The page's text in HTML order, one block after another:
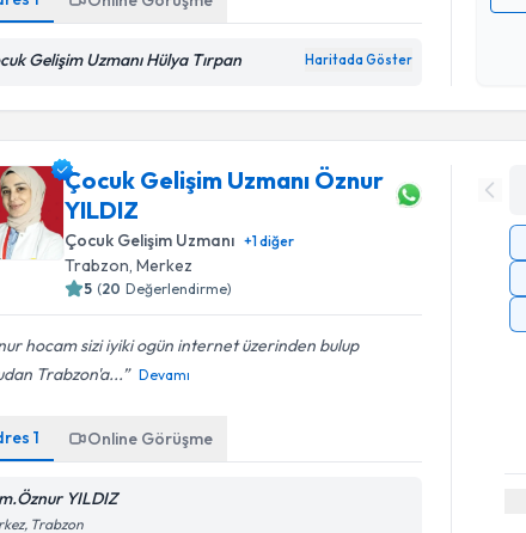
Gelişim Uzmanı Hülya Tırpan Haritada Göster
Çocuk Gelişim Uzmanı Öznur
YILDIZ
Çocuk Gelişim Uzmanı +1diğer
Trabzon,Merkez
5 (20 Değerlendirme)
hocam sizi iyiki ogün internet üzerinden bulup
Trabzon'a...
Devamı
1 Online Görüşme
YILDIZ
Trabzon